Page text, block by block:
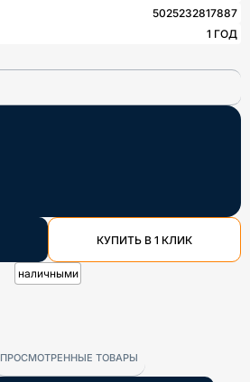
КУПИТЬ В 1 КЛИК
наличными
5025232817887
1 ГОД
ПРОСМОТРЕННЫЕ ТОВАРЫ